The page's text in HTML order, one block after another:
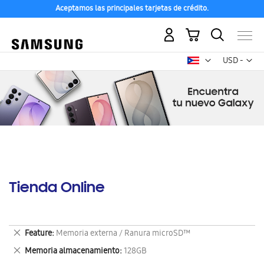
Aceptamos las principales tarjetas de crédito.
USD -
dólar
Mi carrito
Tienda Online
Feature Memoria externa / Ranura microSD™
Eliminar
este
artículo
Memoria almacenamiento 128GB
Eliminar